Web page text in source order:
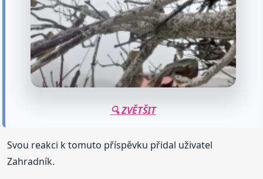
🔍 ZVĚTŠIT
Svou reakci k tomuto příspěvku přidal uživatel
Zahradník.